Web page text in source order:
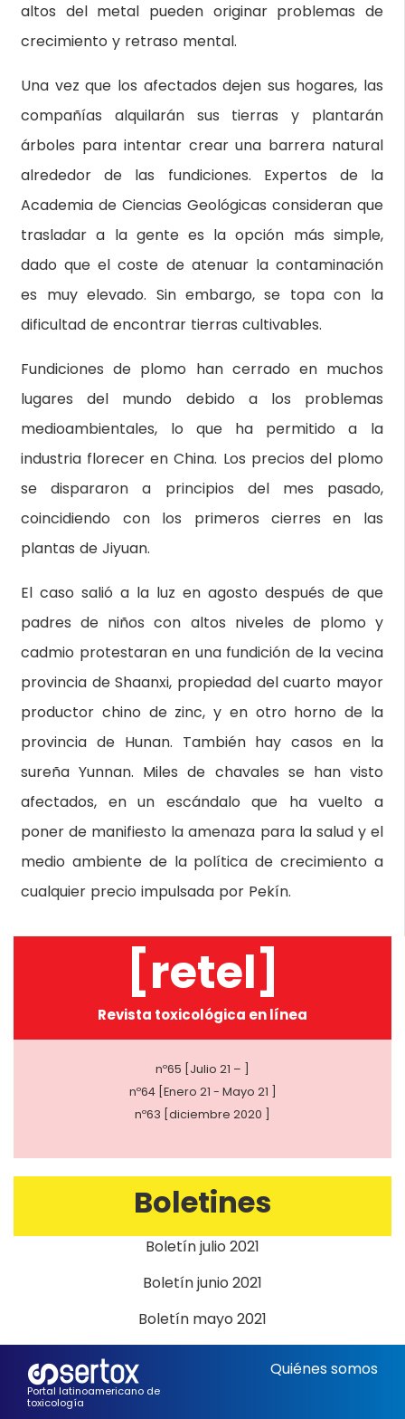
altos del metal pueden originar problemas de
crecimiento y retraso mental.
Una vez que los afectados dejen sus hogares, las
compañías alquilarán sus tierras y plantarán
árboles para intentar crear una barrera natural
alrededor de las fundiciones. Expertos de la
Academia de Ciencias Geológicas consideran que
trasladar a la gente es la opción más simple,
dado que el coste de atenuar la contaminación
es muy elevado. Sin embargo, se topa con la
dificultad de encontrar tierras cultivables.
Fundiciones de plomo han cerrado en muchos
lugares del mundo debido a los problemas
medioambientales, lo que ha permitido a la
industria florecer en China. Los precios del plomo
se dispararon a principios del mes pasado,
coincidiendo con los primeros cierres en las
plantas de Jiyuan.
El caso salió a la luz en agosto después de que
padres de niños con altos niveles de plomo y
cadmio protestaran en una fundición de la vecina
provincia de Shaanxi, propiedad del cuarto mayor
productor chino de zinc, y en otro horno de la
provincia de Hunan. También hay casos en la
sureña Yunnan. Miles de chavales se han visto
afectados, en un escándalo que ha vuelto a
poner de manifiesto la amenaza para la salud y el
medio ambiente de la política de crecimiento a
cualquier precio impulsada por Pekín.
[retel]
Revista toxicológica en línea
nº65 [Julio 21 – ]
nº64 [Enero 21 - Mayo 21 ]
nº63 [diciembre 2020 ]
Boletines
Boletín julio 2021
Boletín junio 2021
Boletín mayo 2021
Portal latinoamericano de
toxicología
Quiénes somos